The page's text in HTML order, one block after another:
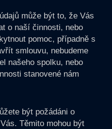
může být to, že Vás
o naší činnosti, nebo
pomoc, případně s
smlouvu, nebudeme
našeho spolku, nebo
stanovené nám
být požádáni o
Těmito mohou být